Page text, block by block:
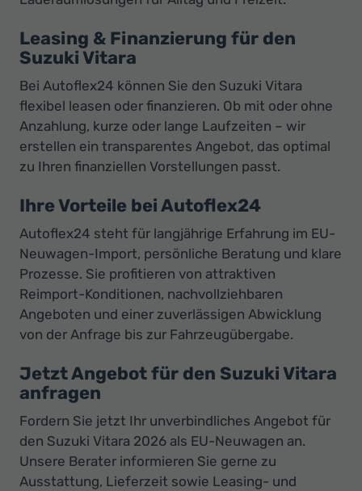
Leasing & Finanzierung für den
Suzuki Vitara
Bei Autoflex24 können Sie den Suzuki Vitara
flexibel leasen oder finanzieren. Ob mit oder ohne
Anzahlung, kurze oder lange Laufzeiten – wir
erstellen ein transparentes Angebot, das optimal
zu Ihren finanziellen Vorstellungen passt.
Ihre Vorteile bei Autoflex24
Autoflex24 steht für langjährige Erfahrung im EU-
Neuwagen-Import, persönliche Beratung und klare
Prozesse. Sie profitieren von attraktiven
Reimport-Konditionen, nachvollziehbaren
Angeboten und einer zuverlässigen Abwicklung
von der Anfrage bis zur Fahrzeugübergabe.
Jetzt Angebot für den Suzuki Vitara
anfragen
Fordern Sie jetzt Ihr unverbindliches Angebot für
den Suzuki Vitara 2026 als EU-Neuwagen an.
Unsere Berater informieren Sie gerne zu
Ausstattung, Lieferzeit sowie Leasing- und